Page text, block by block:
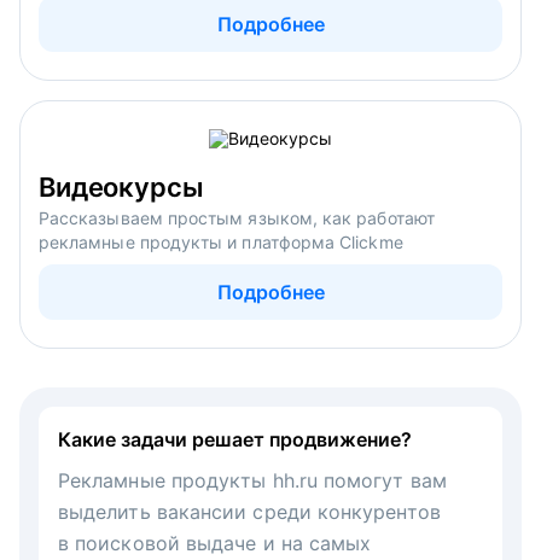
Подробнее
Видеокурсы
Рассказываем простым языком, как работают
рекламные продукты и платформа Clickme
Подробнее
Какие задачи решает продвижение?
Рекламные продукты hh.ru помогут вам
выделить вакансии среди конкурентов
в поисковой выдаче и на самых